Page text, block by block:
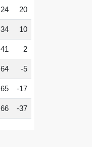
24 20
34 10
41 2
64 -5
65 -17
66 -37